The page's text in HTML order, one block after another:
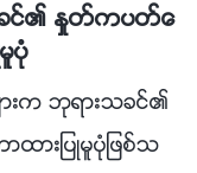
င္၏ ႏႈတ္ကပတ္ေ
ပုံ
းက ဘုရားသခင္၏
ားျပဳမူပုံျဖစ္သ